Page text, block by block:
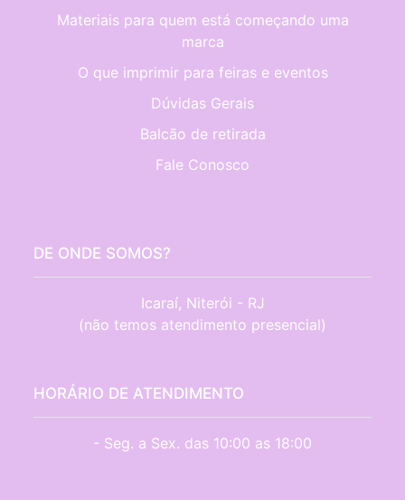
Materiais para quem está começando uma
marca
O que imprimir para feiras e eventos
Dúvidas Gerais
Balcão de retirada
Fale Conosco
DE ONDE SOMOS?
Icaraí, Niterói - RJ
(não temos atendimento presencial)
HORÁRIO DE ATENDIMENTO
- Seg. a Sex. das 10:00 as 18:00